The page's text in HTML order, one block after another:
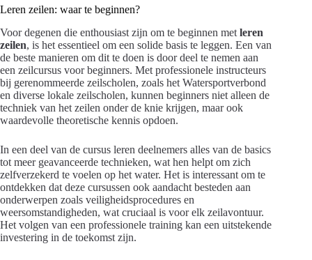
Leren zeilen: waar te beginnen?
Voor degenen die enthousiast zijn om te beginnen met leren
zeilen, is het essentieel om een solide basis te leggen. Een van
de beste manieren om dit te doen is door deel te nemen aan
een zeilcursus voor beginners. Met professionele instructeurs
bij gerenommeerde zeilscholen, zoals het Watersportverbond
en diverse lokale zeilscholen, kunnen beginners niet alleen de
techniek van het zeilen onder de knie krijgen, maar ook
waardevolle theoretische kennis opdoen.
In een deel van de cursus leren deelnemers alles van de basics
tot meer geavanceerde technieken, wat hen helpt om zich
zelfverzekerd te voelen op het water. Het is interessant om te
ontdekken dat deze cursussen ook aandacht besteden aan
onderwerpen zoals veiligheidsprocedures en
weersomstandigheden, wat cruciaal is voor elk zeilavontuur.
Het volgen van een professionele training kan een uitstekende
investering in de toekomst zijn.